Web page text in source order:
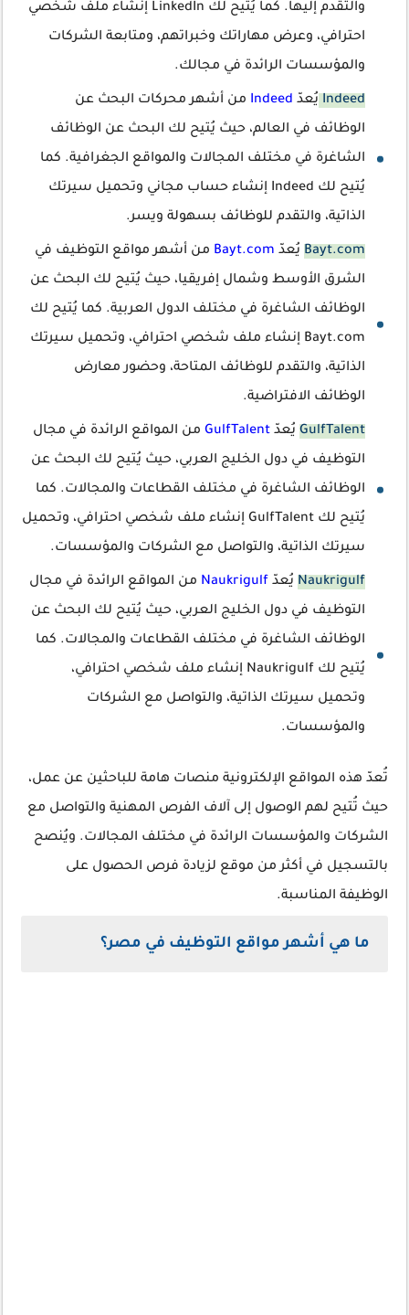
والتقدم إليها. كما يُتيح لك LinkedIn إنشاء ملف شخصي
احترافي، وعرض مهاراتك وخبراتهم، ومتابعة الشركات
والمؤسسات الرائدة في مجالك.
Indeed يُعدّ Indeed من أشهر محركات البحث عن
الوظائف في العالم، حيث يُتيح لك البحث عن الوظائف
الشاغرة في مختلف المجالات والمواقع الجغرافية. كما
يُتيح لك Indeed إنشاء حساب مجاني وتحميل سيرتك
الذاتية، والتقدم للوظائف بسهولة ويسر.
Bayt.com يُعدّ Bayt.com من أشهر مواقع التوظيف في
الشرق الأوسط وشمال إفريقيا، حيث يُتيح لك البحث عن
الوظائف الشاغرة في مختلف الدول العربية. كما يُتيح لك
Bayt.com إنشاء ملف شخصي احترافي، وتحميل سيرتك
الذاتية، والتقدم للوظائف المتاحة، وحضور معارض
الوظائف الافتراضية.
GulfTalent يُعدّ GulfTalent من المواقع الرائدة في مجال
التوظيف في دول الخليج العربي، حيث يُتيح لك البحث عن
الوظائف الشاغرة في مختلف القطاعات والمجالات. كما
يُتيح لك GulfTalent إنشاء ملف شخصي احترافي، وتحميل
سيرتك الذاتية، والتواصل مع الشركات والمؤسسات.
Naukrigulf يُعدّ Naukrigulf من المواقع الرائدة في مجال
التوظيف في دول الخليج العربي، حيث يُتيح لك البحث عن
الوظائف الشاغرة في مختلف القطاعات والمجالات. كما
يُتيح لك Naukrigulf إنشاء ملف شخصي احترافي،
وتحميل سيرتك الذاتية، والتواصل مع الشركات
والمؤسسات.
تُعدّ هذه المواقع الإلكترونية منصات هامة للباحثين عن عمل،
حيث تُتيح لهم الوصول إلى آلاف الفرص المهنية والتواصل مع
الشركات والمؤسسات الرائدة في مختلف المجالات. ويُنصح
بالتسجيل في أكثر من موقع لزيادة فرص الحصول على
الوظيفة المناسبة.
ما هي أشهر مواقع التوظيف في مصر؟